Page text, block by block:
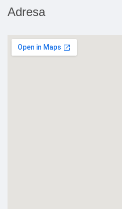
Adresa